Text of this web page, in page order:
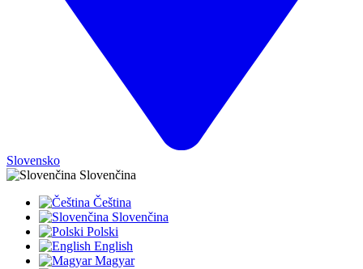
Slovensko
Slovenčina
Čeština
Slovenčina
Polski
English
Magyar